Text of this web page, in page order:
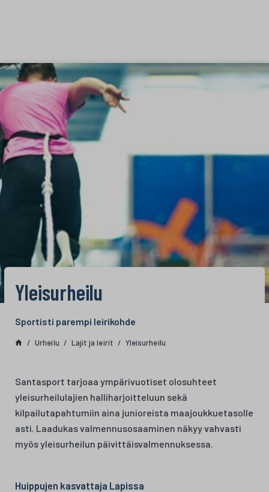
Siirry sisältöön
Yleisurheilu
Sportisti parempi leirikohde
Urheilu Lajit ja leirit Yleisurheilu
Santasport tarjoaa ympärivuotiset olosuhteet
yleisurheilulajien halliharjoitteluun sekä
kilpailutapahtumiin aina junioreista maajoukkuetasolle
asti. Laadukas valmennusosaaminen näkyy vahvasti
myös yleisurheilun päivittäisvalmennuksessa.
Huippujen kasvattaja Lapissa